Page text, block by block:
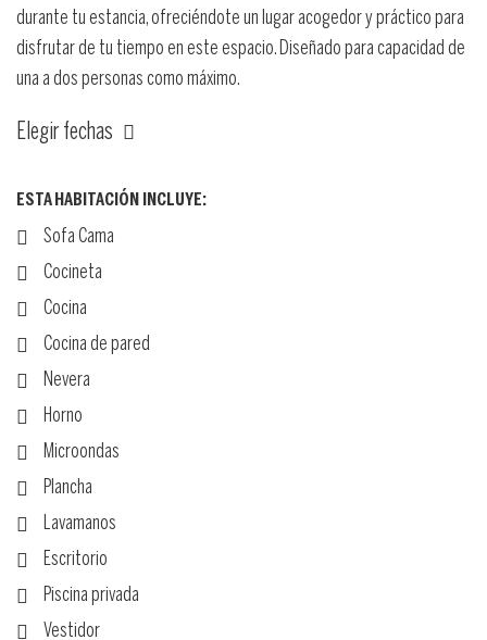
durante tu estancia, ofreciéndote un lugar acogedor y práctico para
disfrutar de tu tiempo en este espacio. Diseñado para capacidad de
una a dos personas como máximo.
Elegir fechas
ESTA HABITACIÓN INCLUYE:
Sofa Cama
Cocineta
Cocina
Cocina de pared
Nevera
Horno
Microondas
Plancha
Lavamanos
Escritorio
Piscina privada
Vestidor